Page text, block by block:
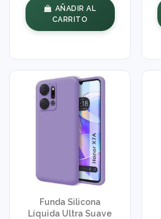
AÑADIR AL
CARRITO
Funda Silicona
Líquida Ultra Suave